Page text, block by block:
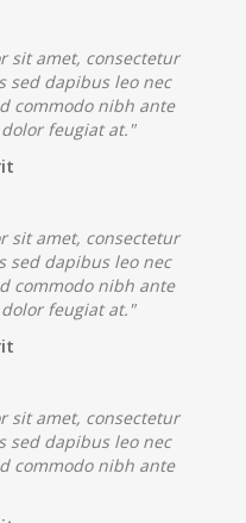
sit amet, consectetur
sed dapibus leo nec
commodo nibh ante
feugiat at."
sit amet, consectetur
sed dapibus leo nec
commodo nibh ante
feugiat at."
sit amet, consectetur
sed dapibus leo nec
commodo nibh ante